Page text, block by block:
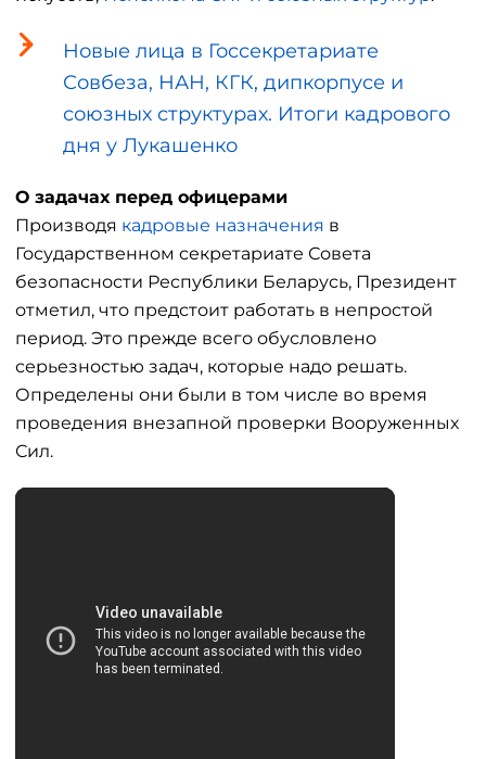
Новые лица в Госсекретариате
Совбеза, НАН, КГК, дипкорпусе и
союзных структурах. Итоги кадрового
дня у Лукашенко
О задачах перед офицерами
Производя кадровые назначения в
Государственном секретариате Совета
безопасности Республики Беларусь, Президент
отметил, что предстоит работать в непростой
период. Это прежде всего обусловлено
серьезностью задач, которые надо решать.
Определены они были в том числе во время
проведения внезапной проверки Вооруженных
Сил.